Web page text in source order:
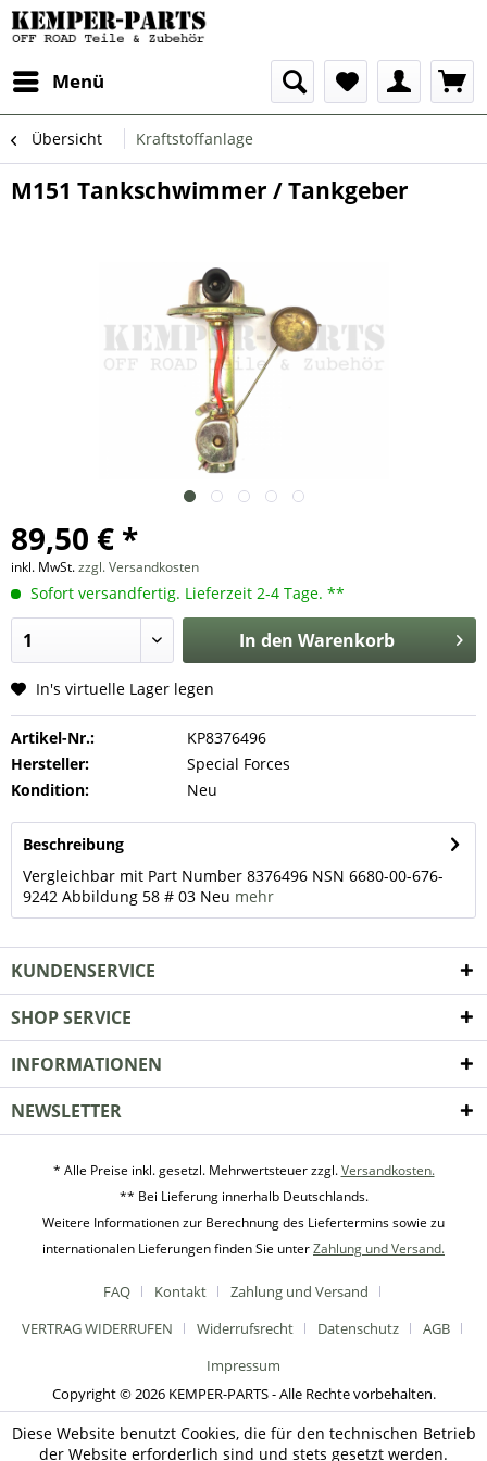
Menü
Übersicht Kraftstoffanlage
M151 Tankschwimmer / Tankgeber
89,50 € *
inkl. MwSt.zzgl. Versandkosten
Sofort versandfertig. Lieferzeit 2-4 Tage. **
In den Warenkorb
In's virtuelle Lager legen
Artikel-Nr.:
KP8376496
Hersteller:
Special Forces
Kondition:
Neu
Beschreibung
Vergleichbar mit Part Number 8376496 NSN 6680-00-676-
9242 Abbildung 58 # 03 Neu mehr
KUNDENSERVICE
SHOP SERVICE
INFORMATIONEN
NEWSLETTER
* Alle Preise inkl. gesetzl. Mehrwertsteuer zzgl.Versandkosten.
** Bei Lieferung innerhalb Deutschlands.
Weitere Informationen zur Berechnung des Liefertermins sowie zu
internationalen Lieferungen finden Sie unterZahlung und Versand.
FAQ Kontakt
Zahlung und Versand
VERTRAG WIDERRUFEN
Widerrufsrecht Datenschutz
AGB
Impressum
Copyright © 2026 KEMPER-PARTS - Alle Rechte vorbehalten.
Diese Website benutzt Cookies, die für den technischen Betrieb
der Website erforderlich sind und stets gesetzt werden.